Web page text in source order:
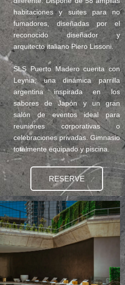
habitaciones y suites para no
fumadores, diseñadas por el
reconocido diseñador y
arquitecto italiano Piero Lissoni.
SLS Puerto Madero cuenta con
Leynia, una dinámica parrilla
argentina inspirada en los
sabores de Japón y un gran
salón de eventos ideal para
reuniones corporativas o
celebraciones privadas. Gimnasio
totalmente equipado y piscina.
RESERVE